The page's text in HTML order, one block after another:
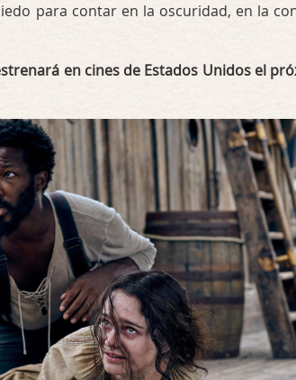
para contar en la oscuridad, en la
en cines de Estados Unidos el